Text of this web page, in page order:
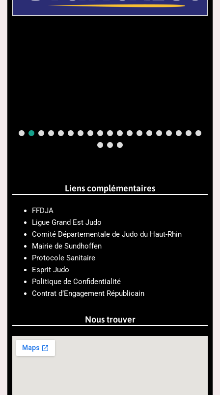
Liens complémentaires
FFDJA
Ligue Grand Est Judo
Comité Départementale de Judo du Haut-Rhin
Mairie de Sundhoffen
Protocole Sanitaire
Esprit Judo
Politique de Confidentialité
Contrat d’Engagement Républicain
Nous trouver